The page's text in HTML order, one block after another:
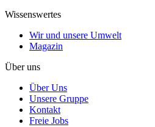
Wissenswertes
Wir und unsere Umwelt
Magazin
Über uns
Über Uns
Unsere Gruppe
Kontakt
Freie Jobs